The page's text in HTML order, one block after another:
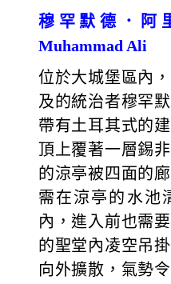
穆罕默德．阿
Muhammad Ali
位於大城堡區內
及的統治者穆罕
帶有土耳其式的
頂上覆著一層錫
的涼亭被四面的
需在涼亭的水池
內，進入前也需
的聖堂內凌空吊
向外擴散，氣勢